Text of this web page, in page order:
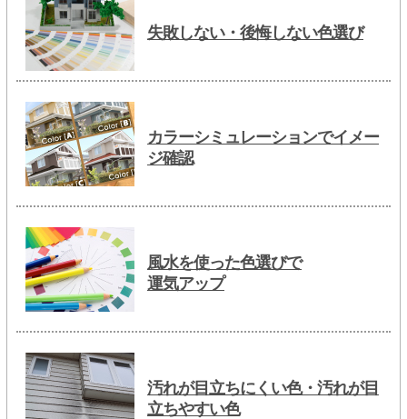
失敗しない・後悔しない色選び
カラーシミュレーションでイメー
ジ確認
風水を使った色選びで
運気アップ
汚れが目立ちにくい色・汚れが目
立ちやすい色